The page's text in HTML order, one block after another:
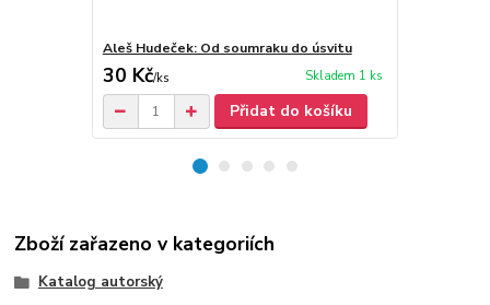
Aleš Hudeček: Od soumraku do úsvitu
30 Kč/ks Skladem 1 ks
Přidat do košíku
Zboží zařazeno v kategoriích
Katalog autorský